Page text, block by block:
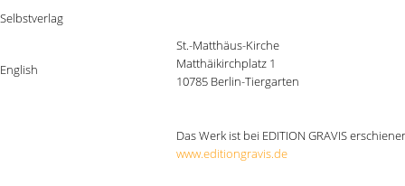
Selbstverlag
English
St.-Matthäus-Kirche
Matthäikirchplatz 1
10785 Berlin-Tiergarten
Das Werk ist bei EDITION GRAVIS
www.editiongravis.de